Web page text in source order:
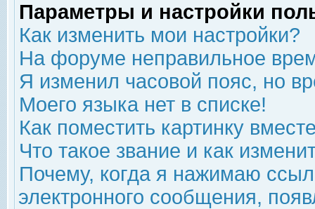
Параметры и настройки
Как изменить мои настройки?
На форуме неправильное
Я изменил часовой пояс, но
Моего языка нет в списке!
Как поместить картинку
Что такое звание и как
Почему, когда я нажимаю
электронного сообщения,